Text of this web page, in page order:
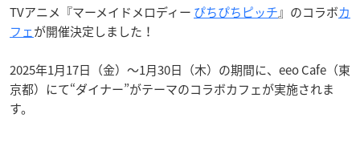
TVアニメ『マーメイドメロディー ぴちぴちピッチ』のコラボカ
フェが開催決定しました！
2025年1月17日（金）～1月30日（木）の期間に、eeo Cafe（東
京都）にて“ダイナー”がテーマのコラボカフェが実施されま
す。